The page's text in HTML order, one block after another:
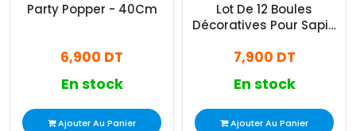
Party Popper - 40Cm
6,900 DT
En stock
Ajouter Au Panier
Lot De 12 Boules
Décoratives Pour Sapin
7,900 DT
En stock
Ajouter Au Panier